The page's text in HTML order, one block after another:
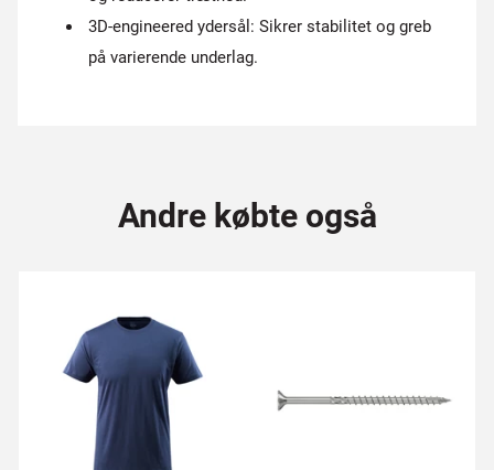
3D-engineered ydersål: Sikrer stabilitet og greb
på varierende underlag.
Andre købte også